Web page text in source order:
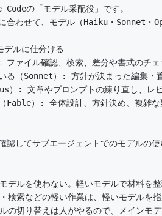
の「モデル采配役」です。
合わせて、モデル（Haiku・Sonnet・
ルに仕分ける
ァイル確認、検索、差分や書式のチェ
る（Sonnet）: 方針が決まった編集・
）: 文章やプロンプトの練り直し、レ
Fable）: 全体設計、方針決め、複雑な
認してサブエージェントでのモデルの
デルを使わない。軽いモデルで材料を
検索などの軽い作業は、軽いモデルを
の切り替えは人がやるので、メインモ